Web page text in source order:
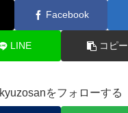
Facebook
LINE コピー
kyuzosanをフォローする